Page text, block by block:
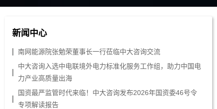
新闻中心
南网能源院张勉荣董事长一行莅临中大咨询交流
中大咨询入选中电联境外电力标准化服务工作组，助力中国电
力产业高质量出海
国资最严监管时代来临！中大咨询发布2026年国资委46号令
专项解读报告